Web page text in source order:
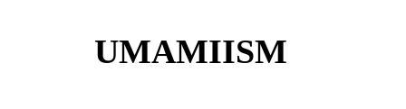
UMAMIISM